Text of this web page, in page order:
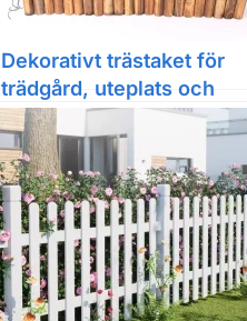
Dekorativt trästaket för
trädgård, uteplats och
blomrabatt